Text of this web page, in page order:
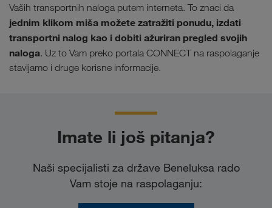
Vaših transportnih naloga putem interneta. To znaci da
jednim klikom miša možete zatražiti ponudu, izdati
transportni nalog kao i dobiti ažuriran pregled svojih
naloga. Uz to Vam preko portala CONNECT na raspolaganje
stavljamo i druge korisne informacije.
Imate li još pitanja?
Naši specijalisti za države Beneluksa rado
Vam stoje na raspolaganju: